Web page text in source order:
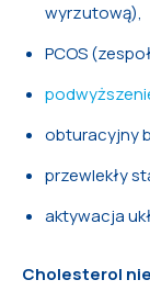
wyrzutową),
PCOS
obturacyjny
przewlekły
aktywacja
Cholesterol